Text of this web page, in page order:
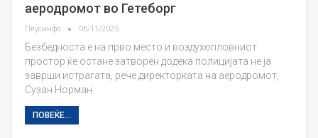
аеродромот во Гетеборг
Плусинфо 06/11/2025
Безбедноста е на прво место и воздухопловниот
простор ќе остане затворен додека полицијата не ја
заврши истрагата, рече директорката на аеродромот,
Сузан Норман.
ПОВЕЌЕ...